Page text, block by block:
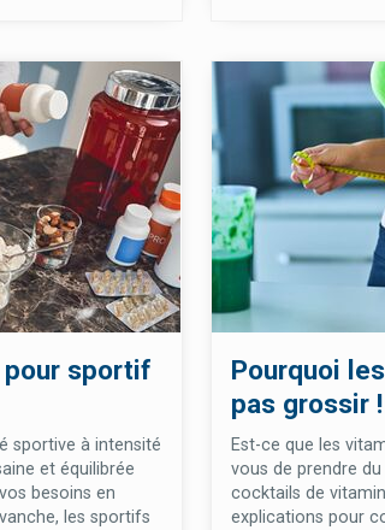
pour sportif
sportive à intensité
et équilibrée
besoins en
les sportifs
Pourquoi
pas grossir !
Est-ce que les
vous de prendre
cocktails de
explications pour